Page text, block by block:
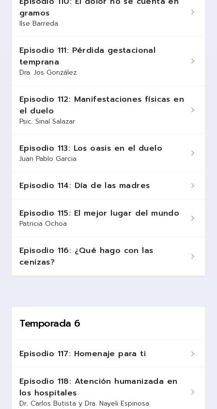
gramos
Ilse Barreda
Episodio 111: Pérdida gestacional
temprana
Dra. Jos González
Episodio 112: Manifestaciones físicas en
el duelo
Psic. Sinaí Salazar
Episodio 113: Los oasis en el duelo
Juan Pablo Garcia
Episodio 114: Día de las madres
Episodio 115: El mejor lugar del mundo
Patricia Ochoa
Episodio 116: ¿Qué hago con las
cenizas?
Temporada 6
Episodio 117: Homenaje para ti
Episodio 118: Atención humanizada en
los hospitales
Dr. Carlos Butista y Dra. Nayeli Espinosa